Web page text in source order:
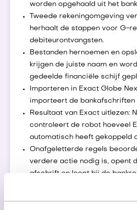
worden opgehaald uit het
Tweede rekeningomgeving
herhaalt de stappen voor G-
debiteurontvangsten.
Bestanden hernoemen en
krijgen de juiste naam en
gedeelde financiële schijf
Importeren in Exact Globe
importeert de bankafschriften
Resultaat van Exact uitlezen:
controleert de robot hoeveel
automatisch heeft gekoppeld
Onafgeletterde regels
verdere actie nodig is, opent
afschrift en loopt hij de